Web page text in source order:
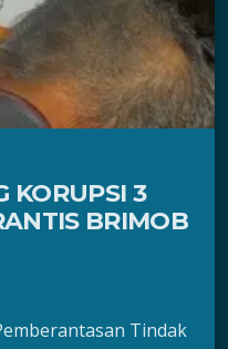
KORUPSI 3
BRIMOB
Tindak